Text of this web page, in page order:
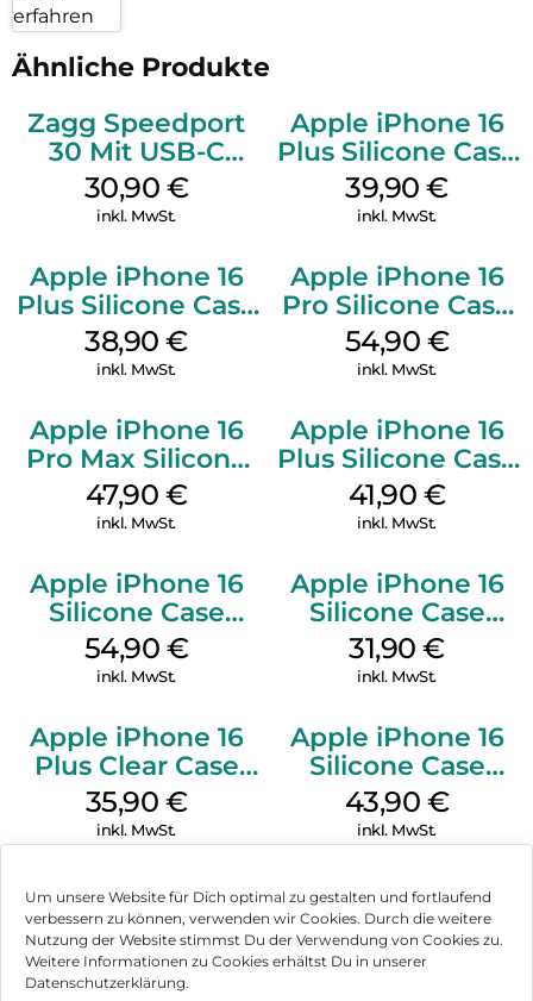
Um unsere Website für Dich optimal zu gestalten und fortlaufend
verbessern zu können, verwenden wir Cookies. Durch die weitere
Nutzung der Website stimmst Du der Verwendung von Cookies zu.
Weitere Informationen zu Cookies erhältst Du in unserer
Datenschutzerklärung.
erfahren
Ähnliche Produkte
Zagg Speedport
30 Mit USB-C
Kabel Weiß
30,90 €
inkl. MwSt.
Apple iPhone 16
Plus Silicone Case
MagSafe Plum
39,90€
inkl. MwSt.
Apple iPhone 16
Plus Silicone Case
MagSafe Denim
38,90€
inkl. MwSt.
Apple iPhone 16
Pro Silicone Case
MagSafe Black
54,90 €
inkl. MwSt.
Apple iPhone 16
Pro Max Silicone
Case MagSafe
Black
47,90 €
inkl. MwSt.
Apple iPhone 16
Plus Silicone Case
MagSafe Stone
Gray
41,90 €
inkl. MwSt.
Apple iPhone 16
Silicone Case
MagSafe Lake
Green
54,90 €
inkl. MwSt.
Apple iPhone 16
Silicone Case
MagSafe Fuchsia
31,90€
inkl. MwSt.
Apple iPhone 16
Plus Clear Case
MagSafe
Transparent
35,90 €
inkl. MwSt.
Apple iPhone 16
Silicone Case
MagSafe Plum
43,90 €
inkl. MwSt.
Impressum